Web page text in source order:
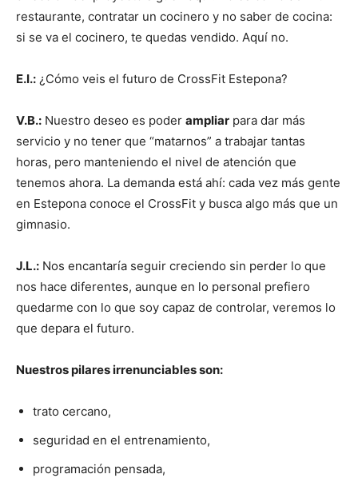
restaurante, contratar un cocinero y no saber de cocina:
si se va el cocinero, te quedas vendido. Aquí no.
E.I.: ¿Cómo veis el futuro de CrossFit Estepona?
V.B.: Nuestro deseo es poder ampliar para dar más
servicio y no tener que “matarnos” a trabajar tantas
horas, pero manteniendo el nivel de atención que
tenemos ahora. La demanda está ahí: cada vez más gente
en Estepona conoce el CrossFit y busca algo más que un
gimnasio.
J.L.: Nos encantaría seguir creciendo sin perder lo que
nos hace diferentes, aunque en lo personal prefiero
quedarme con lo que soy capaz de controlar, veremos lo
que depara el futuro.
Nuestros pilares irrenunciables son:
trato cercano,
seguridad en el entrenamiento,
programación pensada,